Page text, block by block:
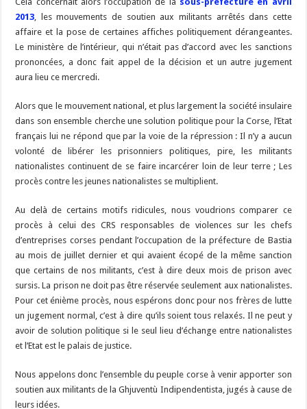
2013 , les mouvements de soutien aux militants arrêtés dans cette
affaire et la pose de certaines affiches politiquement dérangeantes.
Le ministère de l’intérieur, qui n’était pas d’accord avec les sanctions
prononcées, a donc fait appel de la décision et un autre jugement
aura lieu ce mercredi.
Alors que le mouvement national, et plus largement la société insulaire
dans son ensemble cherche une solution politique pour la Corse, l’Etat
français lui ne répond que par la voie de la répression : Il n’y a aucun
volonté de libérer les prisonniers politiques, pire, les militants
nationalistes continuent de se faire incarcérer loin de leur terre ; Les
procès contre les jeunes nationalistes se multiplient.
Au delà de certains motifs ridicules, nous voudrions comparer ce
procès à celui des CRS responsables de violences sur les chefs
d’entreprises corses pendant l’occupation de la préfecture de Bastia
au mois de juillet dernier et qui avaient écopé de la même sanction
que certains de nos militants, c’est à dire deux mois de prison avec
sursis. La prison ne doit pas être réservée seulement aux nationalistes.
Pour cet énième procès, nous espérons donc pour nos frères de lutte
un jugement normal, c’est à dire qu’ils soient tous relaxés. Il ne peut y
avoir de solution politique si le seul lieu d’échange entre nationalistes
et l’Etat est le palais de justice.
Nous appelons donc l’ensemble du peuple corse à venir apporter son
soutien aux militants de la Ghjuventù Indipendentista, jugés à cause de
leurs idées.